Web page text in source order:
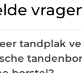
tandplak